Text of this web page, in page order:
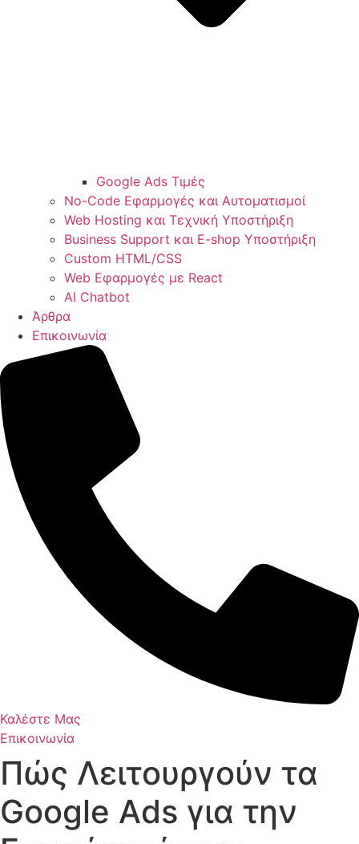
Google Ads Τιμές
No-Code Εφαρμογές και Αυτοματισμοί
Web Hosting και Τεχνική Υποστήριξη
Business Support και E-shop Υποστήριξη
Custom HTML/CSS
Web Εφαρμογές με React
AI Chatbot
Άρθρα
Επικοινωνία
Καλέστε Μας
Επικοινωνία
Πώς Λειτουργούν τα
Google Ads για την